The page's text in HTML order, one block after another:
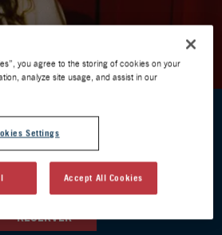
La Maroquinerie - Paris
RÉSERVER
you agree to the storing of cookies on your
analyze site usage, and assist in our
Settings
Accept All Cookies